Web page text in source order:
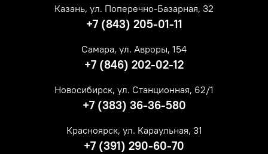
Казань, ул. Поперечно-Базарная, 32
+7 (843) 205-01-11
Самара, ул. Авроры, 154
+7 (846) 202-02-12
Новосибирск, ул. Станционная, 62/1
+7 (383) 36-36-580
Красноярск, ул. Караульная, 31
+7 (391) 290-60-70